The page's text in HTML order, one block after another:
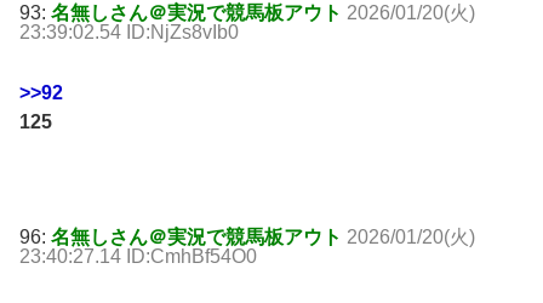
93: 名無しさん＠実況で競馬板アウト 2026/01/20(火)
23:39:02.54 ID:NjZs8vIb0
>>92
125
96: 名無しさん＠実況で競馬板アウト 2026/01/20(火)
23:40:27.14 ID:CmhBf54O0